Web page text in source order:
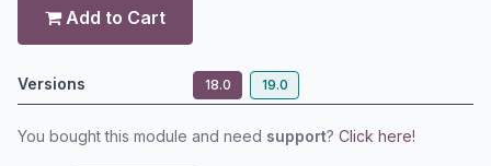
Add to Cart
Versions 18.0 19.0
You bought this module and need support? Click here!